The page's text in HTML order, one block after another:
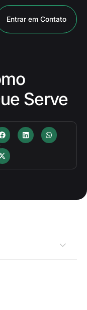
Entrar em Contato
Serve